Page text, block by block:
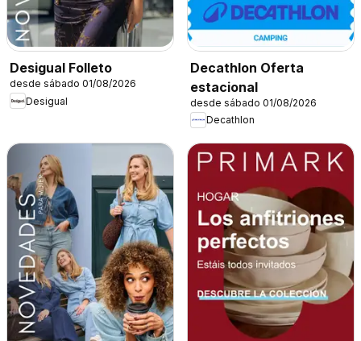
Desigual Folleto
desde sábado 01/08/2026
Desigual
Decathlon Oferta
estacional
desde sábado 01/08/2026
Decathlon